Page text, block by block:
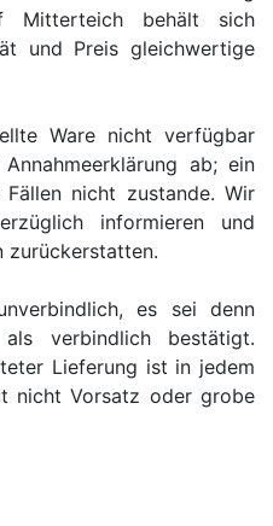
Mitterteich behält sich
und Preis gleichwertige
Ware nicht verfügbar
ab; ein
nicht zustande. Wir
informieren und
zurückerstatten.
es sei denn
verbindlich bestätigt.
Lieferung ist in jedem
nicht Vorsatz oder grobe